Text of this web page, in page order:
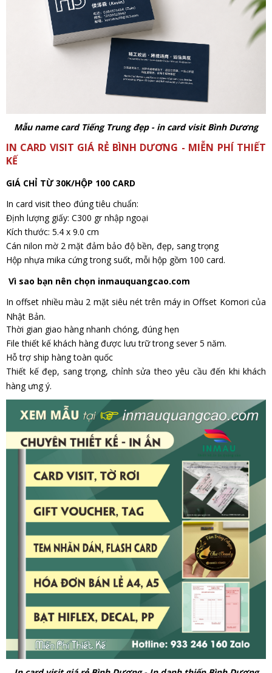
Mẫu name card Tiếng Trung đẹp - in card visit Bình Dương
IN CARD VISIT GIÁ RẺ BÌNH DƯƠNG - MIỄN PHÍ THIẾT
KẾ
GIÁ CHỈ TỪ 30K/HỘP 100 CARD
In card visit theo đúng tiêu chuẩn:
Định lượng giấy: C300 gr nhập ngoại
Kích thước: 5.4 x 9.0 cm
Cán nilon mờ 2 mặt đảm bảo độ bền, đẹp, sang trọng
Hộp nhựa mika cứng trong suốt, mỗi hộp gồm 100 card.
Vì sao bạn nên chọn inmauquangcao.com
In offset nhiều màu 2 mặt siêu nét trên máy in Offset Komori của
Nhật Bản.
Thời gian giao hàng nhanh chóng, đúng hẹn
File thiết kế khách hàng được lưu trữ trong sever 5 năm.
Hỗ trợ ship hàng toàn quốc
Thiết kế đẹp, sang trọng, chỉnh sửa theo yêu cầu đến khi khách
hàng ưng ý.